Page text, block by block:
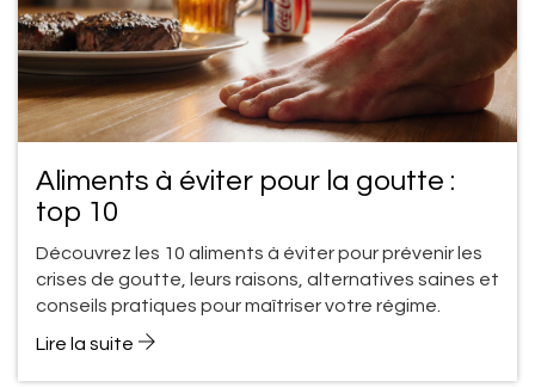
Aliments à éviter pour la goutte :
top 10
Découvrez les 10 aliments à éviter pour prévenir les
crises de goutte, leurs raisons, alternatives saines et
conseils pratiques pour maîtriser votre régime.
Lire la suite